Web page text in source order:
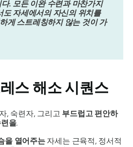
다. 모든 이완 수련과 마찬가지
도 자세에서의 자신의 위치를
게 스트레칭하지 않는 것이 가
스 해소 시퀀스
, 숙련자, 그리고 부드럽고 편안하
을.
을 열어주는자세는 근육적, 정서적